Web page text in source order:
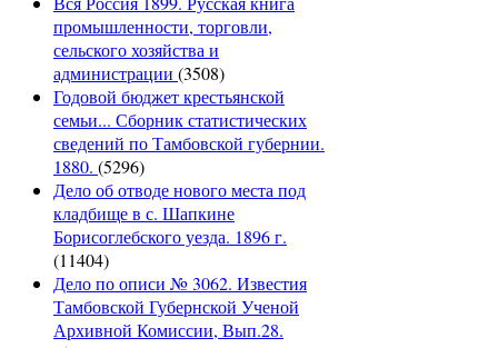
промышленности, торговли,
сельского хозяйства и
администрации (3508)
Годовой бюджет крестьянской
семьи... Сборник статистических
сведений по Тамбовской губернии.
1880. (5296)
Дело об отводе нового места под
кладбище в с. Шапкине
Борисоглебского уезда. 1896 г.
(11404)
Дело по описи № 3062. Известия
Тамбовской Губернской Ученой
Архивной Комиссии, Вып.28.